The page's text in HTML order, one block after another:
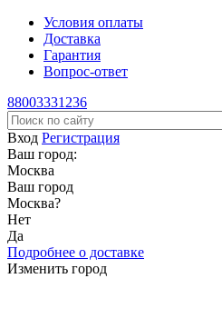
Условия оплаты
Доставка
Гарантия
Вопрос-ответ
88003331236
Вход Регистрация
Ваш город:
Москва
Ваш город
Москва?
Нет
Да
Подробнее о доставке
Изменить город